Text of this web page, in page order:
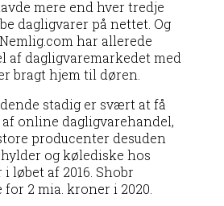
mere end hver tredje
dagligvarer på nettet. Og
har allerede
af dagligvaremarkedet med
bragt hjem til døren.
stadig er svært at få
online dagligvarehandel,
producenter desuden
og kølediske hos
løbet af 2016. Shobr
2 mia. kroner i 2020.